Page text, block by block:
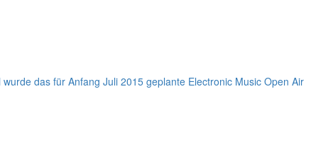
das für Anfang Juli 2015 geplante Electronic Music Open Air